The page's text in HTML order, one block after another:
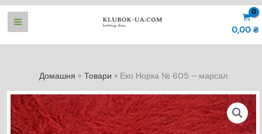
Перейти
0,00 ₴
Домашня Товари Еко Норка № 605 – марсал